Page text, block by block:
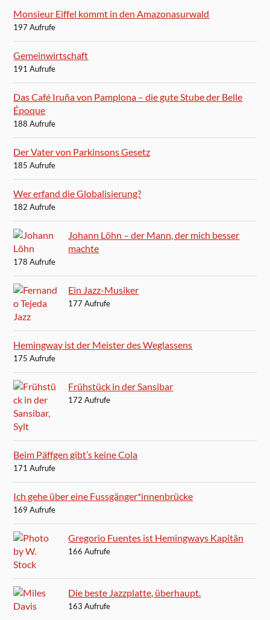
Monsieur Eiffel kommt in den Amazonasurwald
197 Aufrufe
Gemeinwirtschaft
191 Aufrufe
Das Café Iruña von Pamplona – die gute Stube der Belle
Époque
188 Aufrufe
Der Vater von Parkinsons Gesetz
185 Aufrufe
Wer erfand die Globalisierung?
182 Aufrufe
Johann Löhn – der Mann, der mich besser
machte
178 Aufrufe
Ein Jazz-Musiker
177 Aufrufe
Hemingway ist der Meister des Weglassens
175 Aufrufe
Frühstück in der Sansibar
172 Aufrufe
Beim Päffgen gibt’s keine Cola
171 Aufrufe
Ich gehe über eine Fussgänger*innenbrücke
169 Aufrufe
Gregorio Fuentes ist Hemingways Kapitän
166 Aufrufe
Die beste Jazzplatte, überhaupt.
163 Aufrufe